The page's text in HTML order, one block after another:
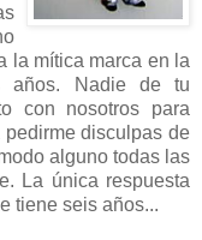
la mítica marca en la
años. Nadie de tu
con nosotros para
disculpas de
alguno todas las
La única respuesta
tiene seis años...